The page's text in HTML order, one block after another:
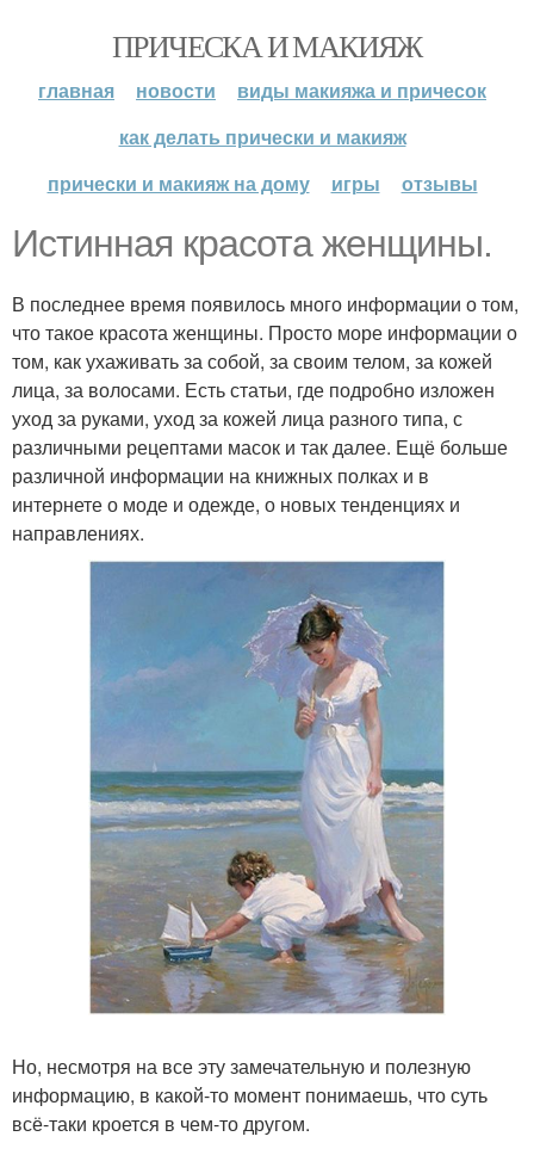
ПРИЧЕСКА И МАКИЯЖ
главная новости
виды макияжа и причесок
как делать прически и макияж
прически и макияж на дому
игры отзывы
Истинная красота женщины.
В последнее время появилось много информации о том,
что такое красота женщины. Просто море информации о
том, как ухаживать за собой, за своим телом, за кожей
лица, за волосами. Есть статьи, где подробно изложен
уход за руками, уход за кожей лица разного типа, с
различными рецептами масок и так далее. Ещё больше
различной информации на книжных полках и в
интернете о моде и одежде, о новых тенденциях и
направлениях.
Но, несмотря на все эту замечательную и полезную
информацию, в какой-то момент понимаешь, что суть
всё-таки кроется в чем-то другом.